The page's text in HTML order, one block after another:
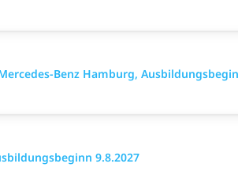
Benz Hamburg,
9.8.2027